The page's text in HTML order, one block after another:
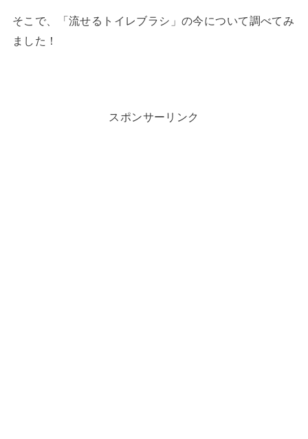
そこで、「流せるトイレブラシ」の今について調べてみ
ました！
スポンサーリンク